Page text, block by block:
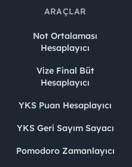
ARAÇLAR
Not Ortalaması
Hesaplayıcı
Vize Final Büt
Hesaplayıcı
YKS Puan Hesaplayıcı
YKS Geri Sayım Sayacı
Pomodoro Zamanlayıcı